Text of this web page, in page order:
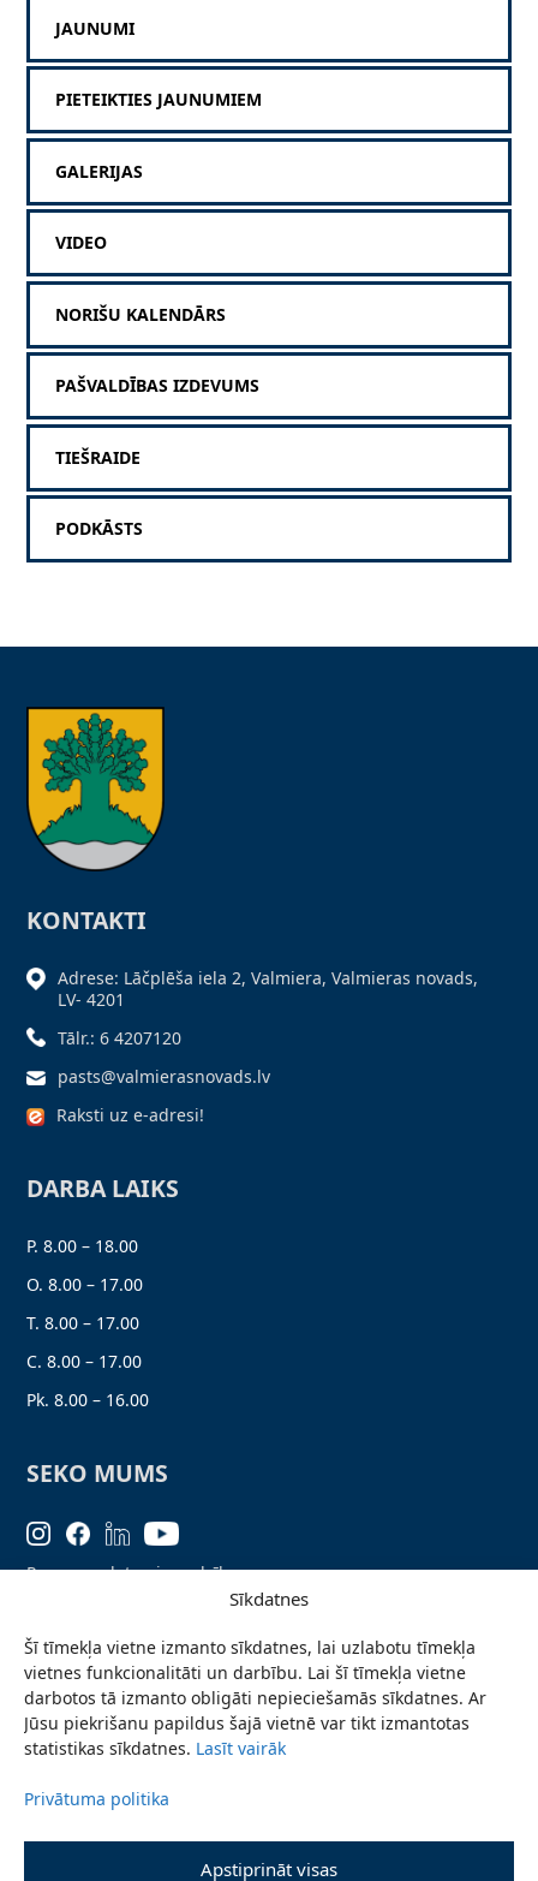
Sīkdatnes
Šī tīmekļa vietne izmanto sīkdatnes, lai uzlabotu tīmekļa
vietnes funkcionalitāti un darbību. Lai šī tīmekļa vietne
darbotos tā izmanto obligāti nepieciešamās sīkdatnes. Ar
Jūsu piekrišanu papildus šajā vietnē var tikt izmantotas
statistikas sīkdatnes. Lasīt vairāk
Privātuma politika
Apstiprināt visas
JAUNUMI
PIETEIKTIES JAUNUMIEM
GALERIJAS
VIDEO
NORIŠU KALENDĀRS
PAŠVALDĪBAS IZDEVUMS
TIEŠRAIDE
PODKĀSTS
KONTAKTI
Adrese: Lāčplēša iela 2, Valmiera, Valmieras novads,
LV- 4201
Tālr.: 6 4207120
pasts@valmierasnovads.lv
Raksti uz e-adresi!
DARBA LAIKS
P. 8.00 – 18.00
O. 8.00 – 17.00
T. 8.00 – 17.00
C. 8.00 – 17.00
Pk. 8.00 – 16.00
SEKO MUMS
Personas datu aizsardzība
Ziņo par problēmu
Pieteikties jaunumiem
Piekļūstamības paziņojums
© 2026 Valmieras novada pašvaldība